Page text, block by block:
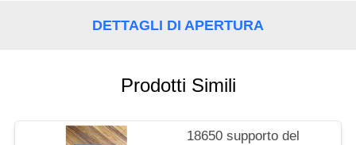
DEL
DETTAGLI DI APERTURA
Prodotti Simili
18650 supporto del